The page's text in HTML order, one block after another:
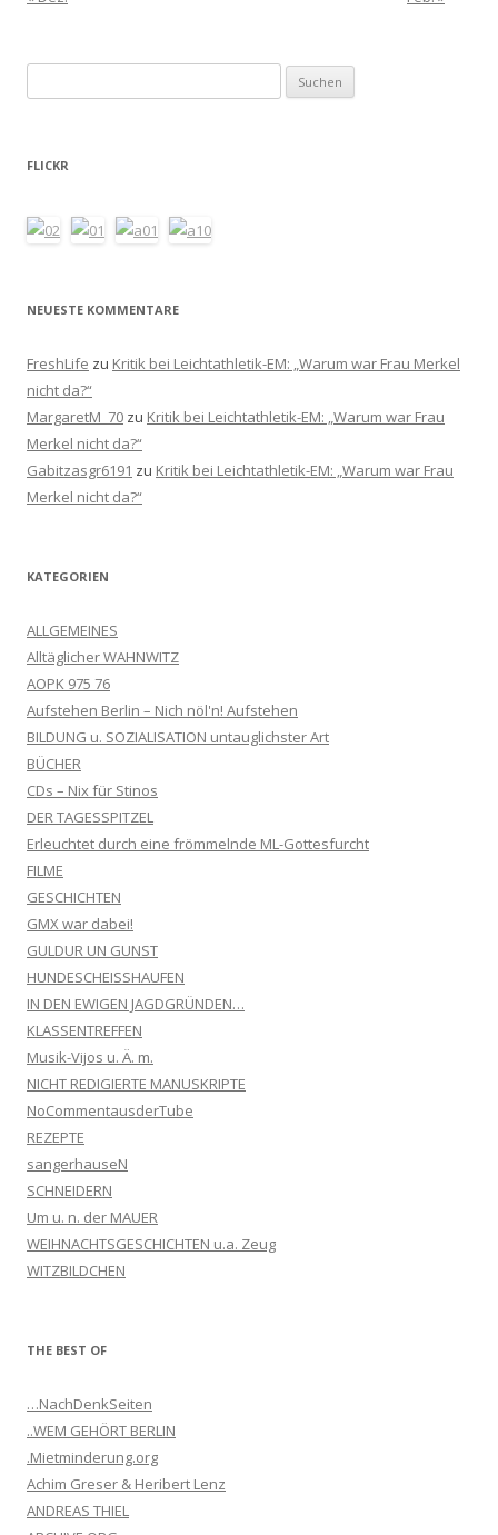
nach:
FLICKR
NEUESTE KOMMENTARE
FreshLife zu Kritik bei Leichtathletik-EM: „Warum war Frau Merkel
nicht da?“
MargaretM_70 zu Kritik bei Leichtathletik-EM: „Warum war Frau
Merkel nicht da?“
Gabitzasgr6191 zu Kritik bei Leichtathletik-EM: „Warum war Frau
Merkel nicht da?“
KATEGORIEN
ALLGEMEINES
Alltäglicher WAHNWITZ
AOPK 975 76
Aufstehen Berlin – Nich nöl'n! Aufstehen
BILDUNG u. SOZIALISATION untauglichster Art
BÜCHER
CDs – Nix für Stinos
DER TAGESSPITZEL
Erleuchtet durch eine frömmelnde ML-Gottesfurcht
FILME
GESCHICHTEN
GMX war dabei!
GULDUR UN GUNST
HUNDESCHEISSHAUFEN
IN DEN EWIGEN JAGDGRÜNDEN…
KLASSENTREFFEN
Musik-Vijos u. Ä. m.
NICHT REDIGIERTE MANUSKRIPTE
NoCommentausderTube
REZEPTE
sangerhauseN
SCHNEIDERN
Um u. n. der MAUER
WEIHNACHTSGESCHICHTEN u.a. Zeug
WITZBILDCHEN
THE BEST OF
…NachDenkSeiten
..WEM GEHÖRT BERLIN
.Mietminderung.org
Achim Greser & Heribert Lenz
ANDREAS THIEL